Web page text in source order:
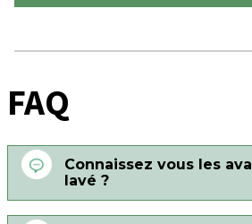
FAQ
Connaissez vous les
lavé ?